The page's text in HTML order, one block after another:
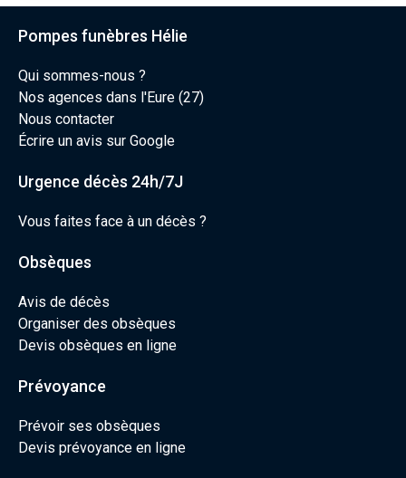
Pompes funèbres Hélie
Qui sommes-nous ?
Nos agences dans l'Eure (27)
Nous contacter
Écrire un avis sur Google
Urgence décès 24h/7J
Vous faites face à un décès ?
Obsèques
Avis de décès
Organiser des obsèques
Devis obsèques en ligne
Prévoyance
Prévoir ses obsèques
Devis prévoyance en ligne